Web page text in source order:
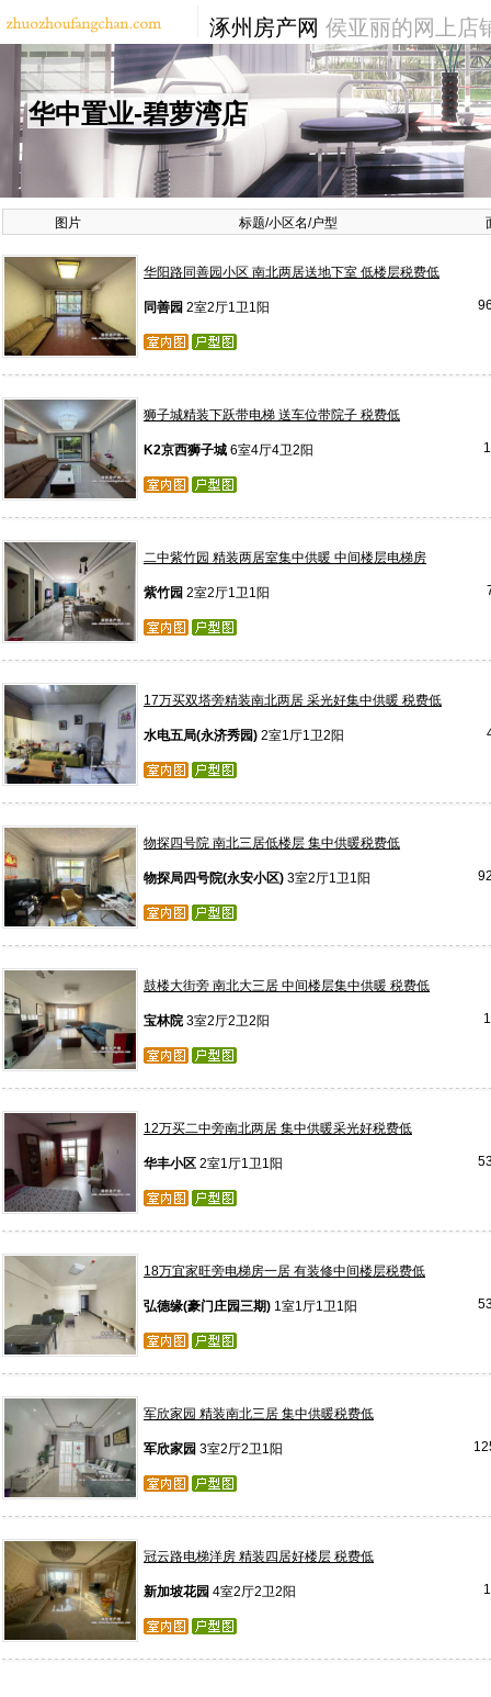
涿州房产网 侯亚丽的网上店
华中置业-碧萝湾店
图片 标题/小区名/户型
华阳路同善园小区 南北两居送地下室 低楼层税费低
同善园 2室2厅1卫1阳
狮子城精装下跃带电梯 送车位带院子 税费低
K2京西狮子城 6室4厅4卫2阳
二中紫竹园 精装两居室集中供暖 中间楼层电梯房
紫竹园 2室2厅1卫1阳
17万买双塔旁精装南北两居 采光好集中供暖 税费低
水电五局(永济秀园) 2室1厅1卫2阳
物探四号院 南北三居低楼层 集中供暖税费低
物探局四号院(永安小区) 3室2厅1卫1阳
鼓楼大街旁 南北大三居 中间楼层集中供暖 税费低
宝林院 3室2厅2卫2阳
12万买二中旁南北两居 集中供暖采光好税费低
华丰小区 2室1厅1卫1阳
18万宜家旺旁电梯房一居 有装修中间楼层税费低
弘德缘(豪门庄园三期) 1室1厅1卫1阳
军欣家园 精装南北三居 集中供暖税费低
军欣家园 3室2厅2卫1阳
冠云路电梯洋房 精装四居好楼层 税费低
新加坡花园 4室2厅2卫2阳